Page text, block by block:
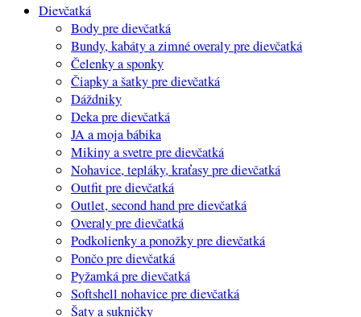
Dievčatká
Body pre dievčatká
Bundy, kabáty a zimné overaly pre dievčatká
Čelenky a sponky
Čiapky a šatky pre dievčatká
Dáždniky
Deka pre dievčatká
JA a moja bábika
Mikiny a svetre pre dievčatká
Nohavice, tepláky, kraťasy pre dievčatká
Outfit pre dievčatká
Outlet, second hand pre dievčatká
Overaly pre dievčatká
Podkolienky a ponožky pre dievčatká
Pončo pre dievčatká
Pyžamká pre dievčatká
Softshell nohavice pre dievčatká
Šaty a sukničky